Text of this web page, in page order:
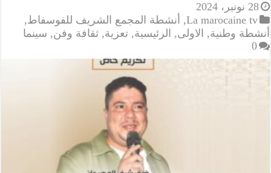
28 نونبر، 2024
La marocaine tv
, أنشطة المجمع الشريف للفوسفاط,
أنشطة وطنية, الاولى, الرئيسية,تعزية,ثقافة وفن, سينما
0